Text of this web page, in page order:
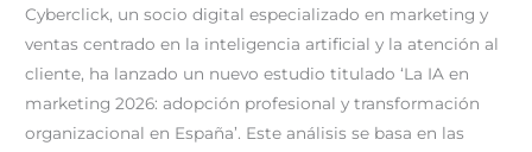
i
t
r
)
b
o
e
e
t
l
s
p
Cyberclick, un socio digital especializado en marketing y
ventas centrado en la inteligencia artificial y la atención al
cliente, ha lanzado un nuevo estudio titulado ‘La IA en
marketing 2026: adopción profesional y transformación
organizacional en España’. Este análisis se basa en las